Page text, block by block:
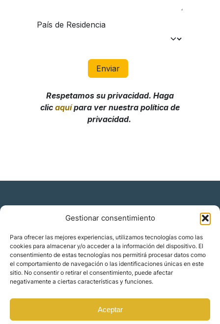
Gestionar consentimiento
Para ofrecer las mejores experiencias, utilizamos tecnologías como las
cookies para almacenar y/o acceder a la información del dispositivo. El
consentimiento de estas tecnologías nos permitirá procesar datos como
el comportamiento de navegación o las identificaciones únicas en este
sitio. No consentir o retirar el consentimiento, puede afectar
negativamente a ciertas características y funciones.
Aceptar
Residencia y ciudadanía
Migración corporativa
Nómadas digitales
Colabora con nosotros
Quiénes somos
Contacto
Localizaciones